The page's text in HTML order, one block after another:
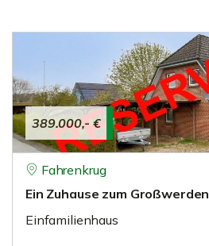
389.000,- €
Fahrenkrug
Ein Zuhause zum Großwerden
Einfamilienhaus